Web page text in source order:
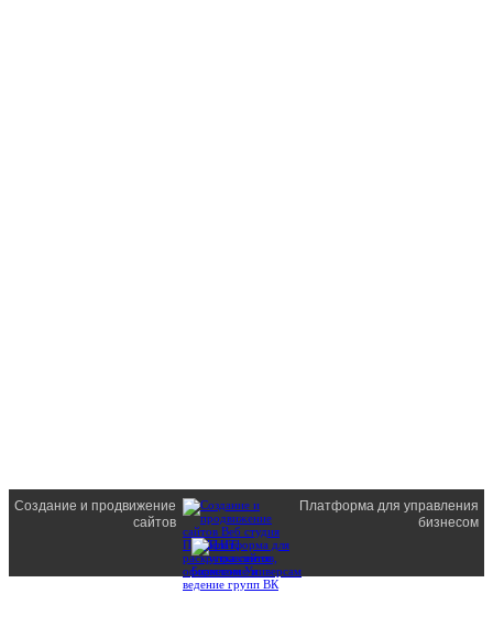
Создание и продвижение
сайтов
Платформа для управления
бизнесом